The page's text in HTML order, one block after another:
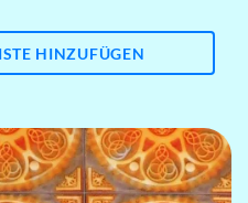
HINZUFÜGEN